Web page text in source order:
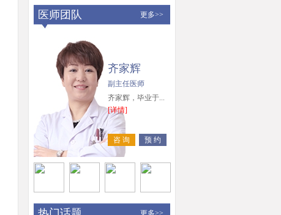
医师团队 更多>>
齐家辉
副主任医师
齐家辉，毕业于...
[详情]
咨 询 预 约
更多>>